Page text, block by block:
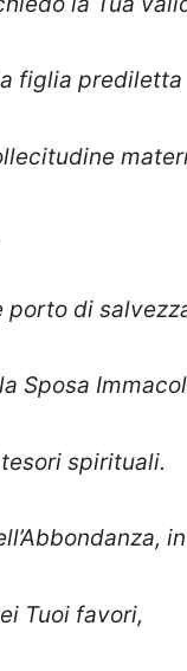
figlia prediletta
porto di
Sposa
spirituali.
Tuoi favori,